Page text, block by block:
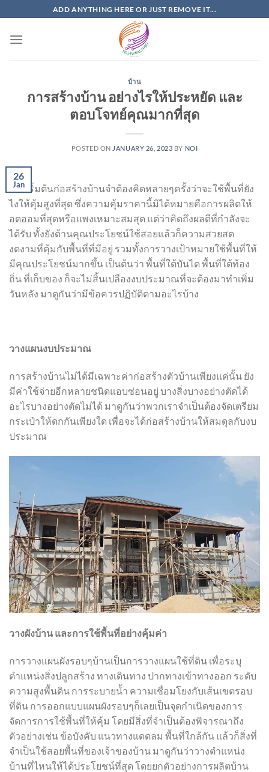
to
content
ADD ANYTHING HERE OR JUST REMOVE IT...
บ้าน
การสร้างบ้าน อย่างไรให้ประหยัด และ
ตอบโจทย์คุณมากที่สุด
POSTED ON JANUARY 26, 2023 BY NOI
26
Jan
การเริ่มต้นก่อสร้างบ้านจำต้องคิดหลายๆครั้งว่าจะใช้พื้นที่ยัง
ไงให้คุ้มสูงที่สุด ซึ่งความคุ้มราคานี้มิได้หมายคือการผลิตให้
อดออมที่สุดหรือแพงเหมาะสมสุด แต่ว่าคิดถึงผลดีที่กำลังจะ
ได้รับ ทั้งยังด้านคุณประโยชน์ใช้สอยแล้วก็ความสวยสด
งดงามที่คุ้มกับพื้นที่ที่มีอยู่ รวมทั้งการวางเป้าหมายใช้พื้นที่ให้
มีคุณประโยชน์มากขึ้น เป็นต้นว่า พื้นที่ใต้บันได พื้นที่ใต้ท้อง
ถิ่น ที่เก็บของ ก็จะไม่สิ้นเปลืองงบประมาณที่จะต้องมาทำเพิ่ม
วันหลัง มาดูกันว่ามีข้อควรปฏิบัติตามอะไรบ้าง
วางแผนงบประมาณ
การสร้างบ้านไม่ได้มีเฉพาะค่าก่อสร้างตัวบ้านเพียงแค่นั้น ยัง
มีค่าใช้จ่ายอีกหลายชนิดแอบซ่อนอยู่ บางสิ่งบางอย่างตัดได้
อะไรบางอย่างตัดไม่ได้ มาดูกันว่าพวกเราจำเป็นต้องจัดเตรียม
กระเป๋าให้ดกกันเพียงใด เพื่อจะได้ก่อสร้างบ้านให้สมดุลกับงบ
ประมาณ
วางผังบ้าน และการใช้พื้นที่อย่างคุ้มค่า
การวางแผนผังรอบๆบ้านเป็นการวางแผนใช้ที่ดิน เพื่อระบุ
ตำแหน่งสิ่งปลูกสร้าง ทางเดินทาง ปากทางเข้าทางออก ระดับ
ความสูงพื้นดิน การระบายน้ำ ความเชื่อมโยงกับเส้นเขตรอบ
ที่ดิน การออกแบบแผนผังรอบๆก็เลยเป็นจุดกำเนิดของการ
จัดการการใช้พื้นที่ให้คุ้ม โดยมีสิ่งที่จำเป็นต้องพิจารณาถึง
ตัวอย่างเช่น ข้อบังคับ แนวทางแดดลม พื้นที่ใกล้กัน แล้วก็สิ่งที่
จำเป็นใช้สอยพื้นที่ของเจ้าของบ้าน มาดูกันว่าวางตำแหน่ง
บ้านที่ไหนให้ได้ประโยชน์ที่สุด โดยยกตัวอย่างการผลิตบ้าน